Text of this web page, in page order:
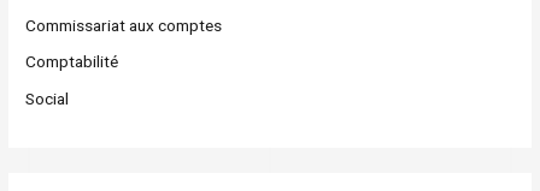
Commissariat aux comptes
Comptabilité
Social